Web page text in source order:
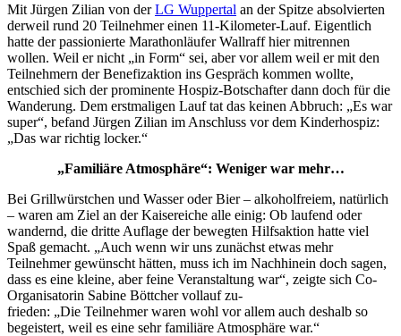
Mit Jürgen Zilian von derLG Wuppertal an der Spitze absolvierten
derweil rund 20 Teilnehmer einen 11-Kilometer-Lauf. Eigentlich
hatte der passionierte Marathonläufer Wallraff hier mitrennen
wollen. Weil er nicht „in Form“ sei, aber vor allem weil er mit den
Teilnehmern der Benefizaktion ins Gespräch kommen wollte,
entschied sich der prominente Hospiz-Botschafter dann doch für die
Wanderung. Dem erstmaligen Lauf tat das keinen Abbruch: „Es war
super“, befand Jürgen Zilian im Anschluss vor dem Kinderhospiz:
„Das war richtig locker.“
„Familiäre Atmosphäre“: Weniger war mehr…
Bei Grillwürstchen und Wasser oder Bier – alkoholfreiem, natürlich
– waren am Ziel an der Kaisereiche alle einig: Ob laufend oder
wandernd, die dritte Auflage der bewegten Hilfsaktion hatte viel
Spaß gemacht. „Auch wenn wir uns zunächst etwas mehr
Teilnehmer gewünscht hätten, muss ich im Nachhinein doch sagen,
dass es eine kleine, aber feine Veranstaltung war“, zeigte sich Co-
Organisatorin Sabine Böttcher vollauf zu-
frieden: „Die Teilnehmer waren wohl vor allem auch deshalb so
begeistert, weil es eine sehr familiäre Atmosphäre war.“